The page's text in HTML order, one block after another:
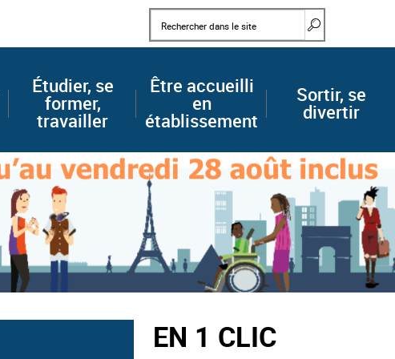
Mots clés
Étudier, se
former,
travailler
Être accueilli
en
établissement
Sortir, se
divertir
EN 1 CLIC